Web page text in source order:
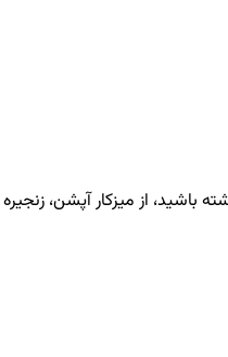
باشید، از میزکار آپشن،